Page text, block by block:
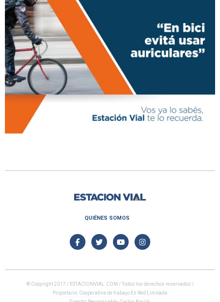
QUIÉNES SOMOS
© Copyright 2017 / ESTACIONVIAL.COM / Todos los derechos reservados /
Propietario: Cooperativa de trabajo En Red Limitada